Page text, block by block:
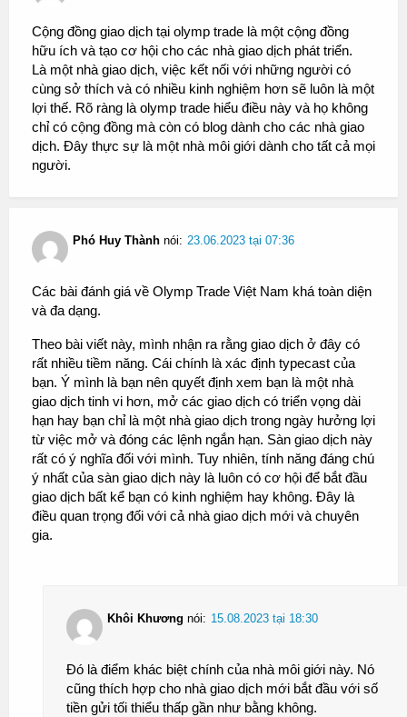
Cộng đồng giao dịch tại olymp trade là một cộng đồng
hữu ích và tạo cơ hội cho các nhà giao dịch phát triển.
Là một nhà giao dịch, việc kết nối với những người có
cùng sở thích và có nhiều kinh nghiệm hơn sẽ luôn là một
lợi thế. Rõ ràng là olymp trade hiểu điều này và họ không
chỉ có cộng đồng mà còn có blog dành cho các nhà giao
dịch. Đây thực sự là một nhà môi giới dành cho tất cả mọi
người.
Phó Huy Thành nói: 23.06.2023 tại 07:36
Các bài đánh giá về Olymp Trade Việt Nam khá toàn diện
và đa dạng.
Theo bài viết này, mình nhận ra rằng giao dịch ở đây có
rất nhiều tiềm năng. Cái chính là xác định typecast của
bạn. Ý mình là bạn nên quyết định xem bạn là một nhà
giao dịch tinh vi hơn, mở các giao dịch có triển vọng dài
hạn hay bạn chỉ là một nhà giao dịch trong ngày hưởng lợi
từ việc mở và đóng các lệnh ngắn hạn. Sàn giao dịch này
rất có ý nghĩa đối với mình. Tuy nhiên, tính năng đáng chú
ý nhất của sàn giao dịch này là luôn có cơ hội để bắt đầu
giao dịch bất kể bạn có kinh nghiệm hay không. Đây là
điều quan trọng đối với cả nhà giao dịch mới và chuyên
gia.
Khôi Khương nói: 15.08.2023 tại 18:30
Đó là điểm khác biệt chính của nhà môi giới này. Nó
cũng thích hợp cho nhà giao dịch mới bắt đầu với số
tiền gửi tối thiểu thấp gần như bằng không.